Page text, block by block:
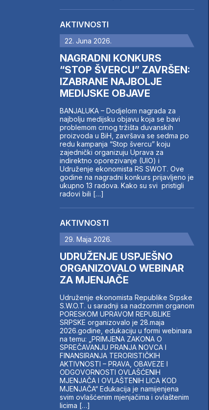
AKTIVNOSTI
22. Juna 2026.
NAGRADNI KONKURS
“STOP ŠVERCU” ZAVRŠEN:
IZABRANE NAJBOLJE
MEDIJSKE OBJAVE
BANJALUKA – Dodjelom nagrada za
najbolju medijsku objavu koja se bavi
problemom crnog tržišta duvanskih
proizvoda u BiH, završava se sedma po
redu kampanja “Stop švercu” koju
zajednički organizuju Uprava za
indirektno oporezivanje (UIO) i
Udruženje ekonomista RS SWOT. Ove
godine na nagradni konkurs prijavljeno je
ukupno 13 radova. Kako su svi pristigli
radovi bili […]
AKTIVNOSTI
29. Maja 2026.
UDRUŽENJE USPJEŠNO
ORGANIZOVALO WEBINAR
ZA MJENJAČE
Udruženje ekonomista Republike Srpske
S.W.O.T. u saradnji sa nadzornim organom
PORESKOM UPRAVOM REPUBLIKE
SRPSKE organizovalo je 28.maja
2026.godine, edukaciju u formi webinara
na temu: „PRIMJENA ZAKONA O
SPREČAVANJU PRANJA NOVCA I
FINANSIRANJA TERORISTIČKIH
AKTIVNOSTI – PRAVA, OBAVEZE I
ODGOVORNOSTI OVLAŠĆENIH
MJENJAČA I OVLAŠTENIH LICA KOD
MJENJAČA“ Edukacija je namijenjena
svim ovlašćenim mjenjačima i ovlaštenim
licima […]